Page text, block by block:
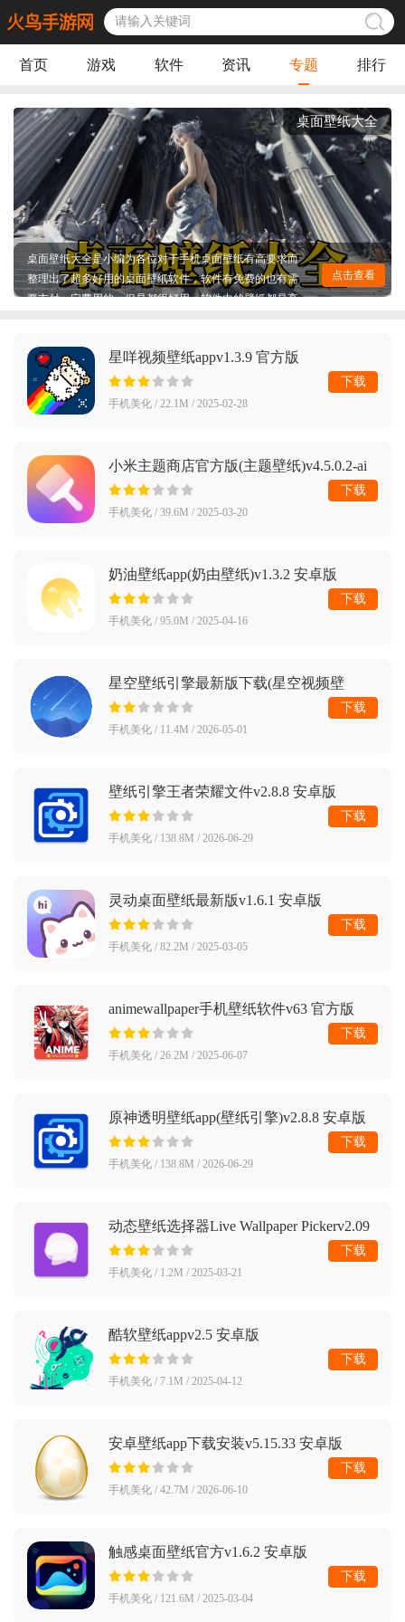
首页 游戏 软件 资讯 专题 排行
桌面壁纸大全
桌面壁纸大全是小编为各位对于手机桌面壁纸有高要求而
整理出了超多好用的桌面壁纸软件，软件有免费的也有需
要支付一定费用的，但是都很好用，软件中的壁纸都是高
载吧！
点击查看
星咩视频壁纸appv1.3.9 官方版
手机美化 / 22.1M / 2025-02-28
下载
小米主题商店官方版(主题壁纸)v4.5.0.2-ai
安卓版
手机美化 / 39.6M / 2025-03-20
下载
奶油壁纸app(奶由壁纸)v1.3.2 安卓版
手机美化 / 95.0M / 2025-04-16
下载
星空壁纸引擎最新版下载(星空视频壁
纸)v5.20.6
手机美化 / 11.4M / 2026-05-01
下载
壁纸引擎王者荣耀文件v2.8.8 安卓版
手机美化 / 138.8M / 2026-06-29
下载
灵动桌面壁纸最新版v1.6.1 安卓版
手机美化 / 82.2M / 2025-03-05
下载
animewallpaper手机壁纸软件v63 官方版
手机美化 / 26.2M / 2025-06-07
下载
原神透明壁纸app(壁纸引擎)v2.8.8 安卓版
手机美化 / 138.8M / 2026-06-29
下载
动态壁纸选择器Live Wallpaper Pickerv2.09
安卓版
手机美化 / 1.2M / 2025-03-21
下载
酷软壁纸appv2.5 安卓版
手机美化 / 7.1M / 2025-04-12
下载
安卓壁纸app下载安装v5.15.33 安卓版
手机美化 / 42.7M / 2026-06-10
下载
触感桌面壁纸官方v1.6.2 安卓版
手机美化 / 121.6M / 2025-03-04
下载